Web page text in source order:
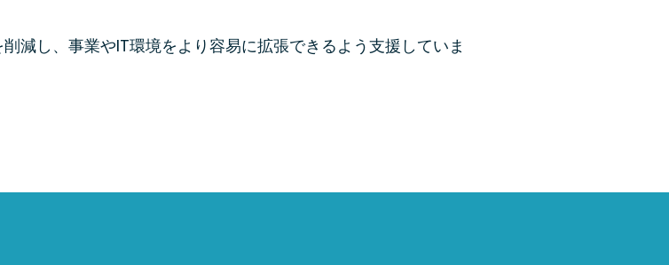
減し、事業やIT環境をより容易に拡張できるよう支援していま